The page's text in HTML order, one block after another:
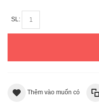
SL:
Thêm vào muốn có